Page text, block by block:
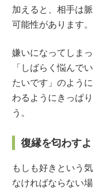
加えると、相手は
可能性があります。
嫌いになってしま
「しばらく悩んで
たいです」のよう
わるようにきっぱ
う。
復縁を匂わす
もしも好きという
なければならない